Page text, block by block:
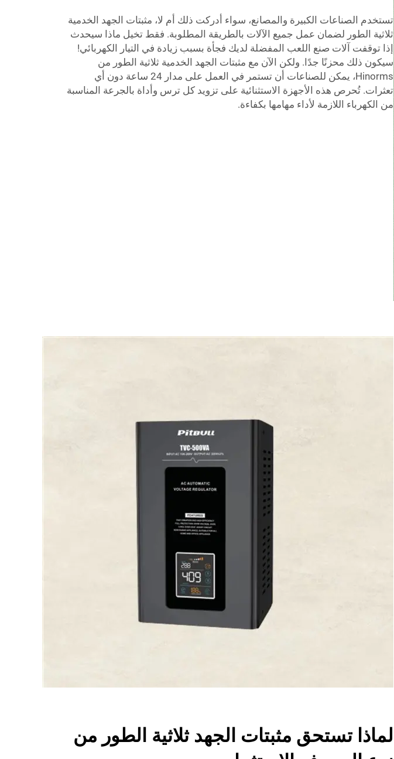
تستخدم الصناعات الكبيرة والمصانع، سواء أدركت ذلك أم لا، مثبتات الجهد الخدمية
ثلاثية الطور لضمان عمل جميع الآلات بالطريقة المطلوبة. فقط تخيل ماذا سيحدث
إذا توقفت آلات صنع اللعب المفضلة لديك فجأة بسبب زيادة في التيار الكهربائي!
سيكون ذلك محزنًا جدًا. ولكن الآن مع مثبتات الجهد الخدمية ثلاثية الطور من
Hinorms، يمكن للصناعات أن تستمر في العمل على مدار 24 ساعة دون أي
تعثرات. تُحرص هذه الأجهزة الاستثنائية على تزويد كل ترس وأداة بالجرعة المناسبة
من الكهرباء اللازمة لأداء مهامها بكفاءة.
لماذا تستحق مثبتات الجهد ثلاثية الطور من